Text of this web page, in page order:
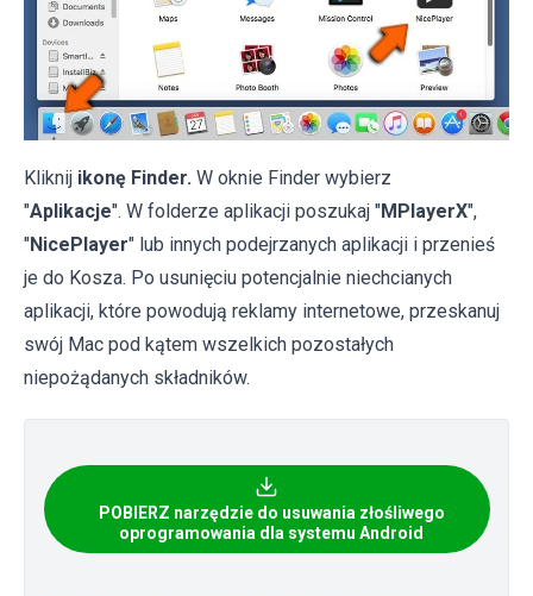
Kliknij ikonę Finder. W oknie Finder wybierz
"Aplikacje". W folderze aplikacji poszukaj "MPlayerX",
"NicePlayer" lub innych podejrzanych aplikacji i przenieś
je do Kosza. Po usunięciu potencjalnie niechcianych
aplikacji, które powodują reklamy internetowe, przeskanuj
swój Mac pod kątem wszelkich pozostałych
niepożądanych składników.
POBIERZ narzędzie do usuwania złośliwego
oprogramowania dla systemu Android